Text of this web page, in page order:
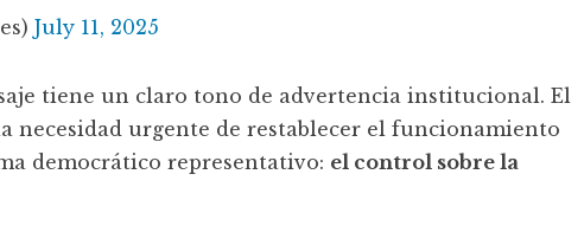
July 11, 2025
tiene un claro tono de advertencia institucional. El
necesidad urgente de restablecer el funcionamiento
democrático representativo: el control sobre la